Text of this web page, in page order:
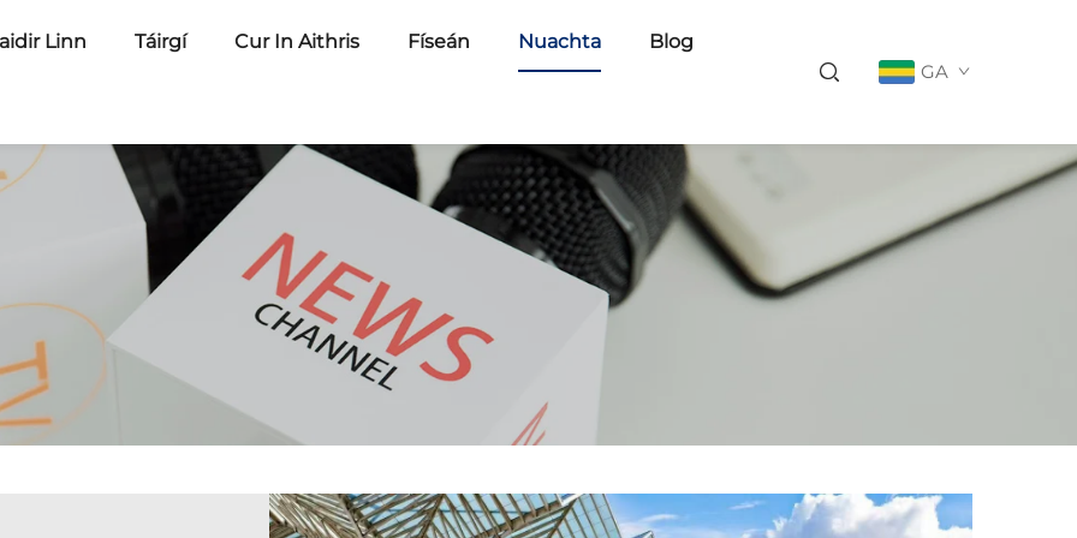
Linn Táirgí Cur In Aithris Físeán Nuachta Blog
GA